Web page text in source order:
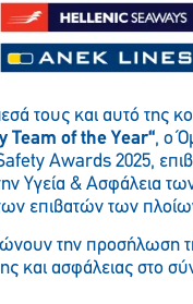
τους και αυτό της
Team of the Year“, ο
Awards 2025,
Υγεία & Ασφάλεια
επιβατών των
την
και ασφάλειας στο